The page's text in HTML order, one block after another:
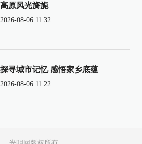
高原风光旖旎
2026-08-06 11:32
探寻城市记忆 感悟家乡底蕴
2026-08-06 11:22